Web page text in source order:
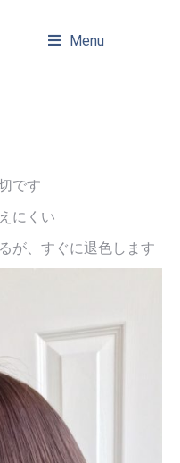
Menu
です
にくい
が、すぐに退色します